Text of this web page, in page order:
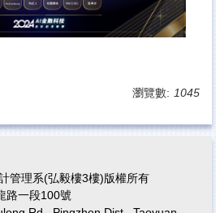
瀏覽數: 1045
管理系(弘毅樓3樓)版權所有
路一段100號